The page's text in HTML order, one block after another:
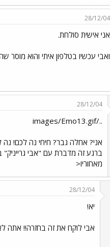
28/12/04
אני אישית סולחת.
ואבי עכשיו בטלפון איתי והוא
28/12/04
../images/Emo13.gif
אני? אחלה גבר? חיחי נה לכם! נה
ברגע זה מדברת עם "אבי
מאחוריו<
28/12/04
יא!
אבי לוקח את זה בחזרה!! אתה